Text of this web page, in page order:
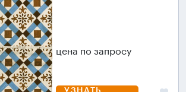
цена по запросу